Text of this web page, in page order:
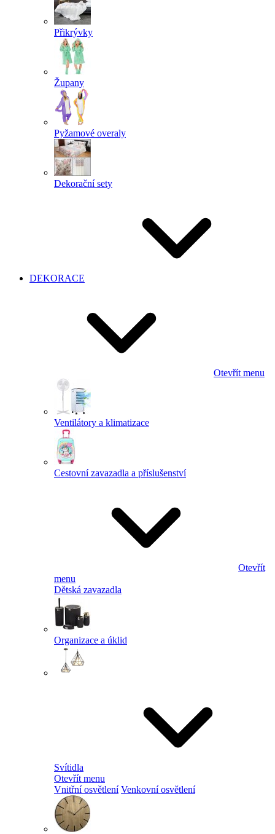
Přikrývky
Župany
Pyžamové overaly
Dekorační sety
DEKORACE
Otevřít menu
Ventilátory a klimatizace
Cestovní zavazadla a příslušenství
Otevřít
menu
Dětská zavazadla
Organizace a úklid
Svítidla
Otevřít menu
Vnitřní osvětlení Venkovní osvětlení